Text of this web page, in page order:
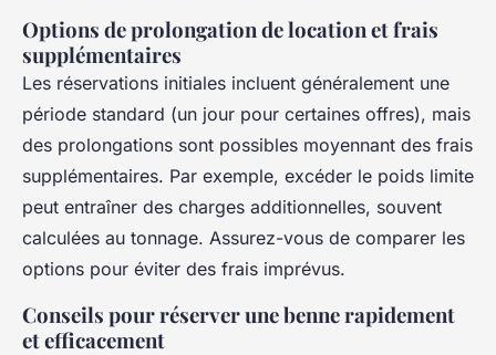
Options de prolongation de location et frais
supplémentaires
Les réservations initiales incluent généralement une
période standard (un jour pour certaines offres), mais
des prolongations sont possibles moyennant des frais
supplémentaires. Par exemple, excéder le poids limite
peut entraîner des charges additionnelles, souvent
calculées au tonnage. Assurez-vous de comparer les
options pour éviter des frais imprévus.
Conseils pour réserver une benne rapidement
et efficacement